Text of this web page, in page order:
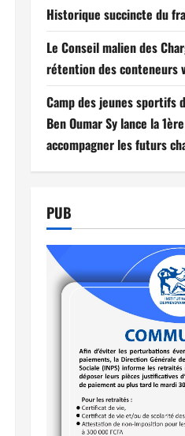
Historique succincte du
Le Conseil malien des
rétention des conteneurs
Camp des jeunes sportifs
Ben Oumar Sy lance la
accompagner les futurs
PUB